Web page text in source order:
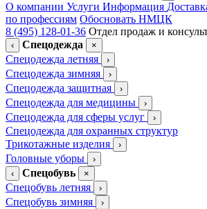
О компании Услуги Информация
по профессиям Обосновать НМЦК
8 (495) 128-01-36 Отдел продаж и
‹ Спецодежда ×
Спецодежда летняя ›
Спецодежда зимняя ›
Спецодежда защитная ›
Спецодежда для медицины ›
Спецодежда для сферы услуг ›
Спецодежда для охранных структур
Трикотажные изделия
›
Головные уборы
›
‹
Спецобувь ×
Спецобувь летняя ›
Спецобувь зимняя ›